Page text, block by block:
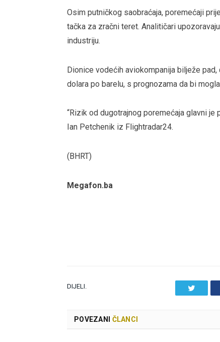
Osim putničkog saobraćaja, poremećaji
tačka za zračni teret. Analitičari
industriju.
Dionice vodećih aviokompanija bilježe
dolara po barelu, s prognozama da bi
“Rizik od dugotrajnog poremećaja glavni
Ian Petchenik iz Flightradar24.
(BHRT)
Megafon.ba
DIJELI.
POVEZANI ČLANCI